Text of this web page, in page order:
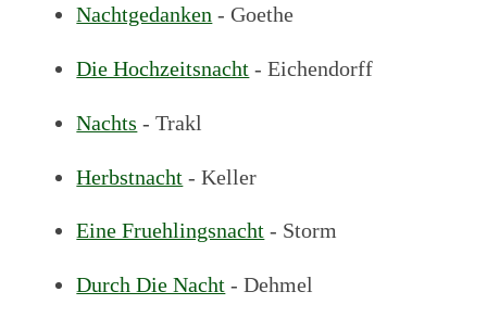
Nachtgedanken - Goethe
Die Hochzeitsnacht - Eichendorff
Nachts - Trakl
Herbstnacht - Keller
Eine Fruehlingsnacht - Storm
Durch Die Nacht - Dehmel